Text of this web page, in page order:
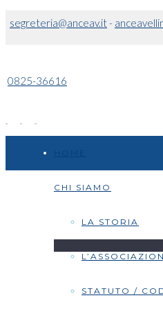
segreteria@anceav.it-
0825-36616
CHI SIAMO
LA STORIA
STATUTO /